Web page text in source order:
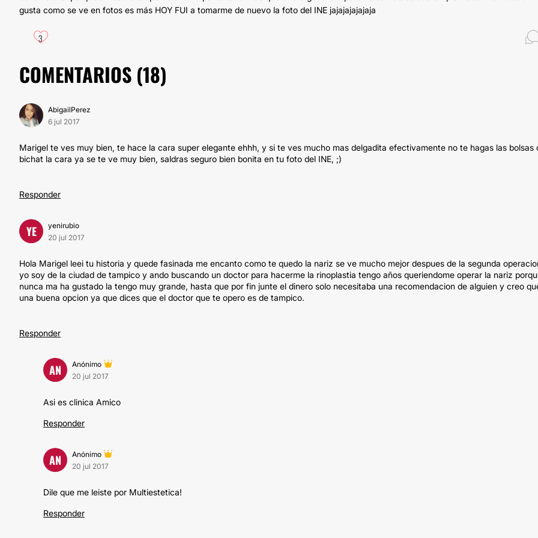
gusta como se ve en fotos es más HOY FUI a tomarme de nuevo la foto del INE jajajajajajaja
3
COMENTARIOS (18)
AbigailPerez
6 jul 2017
Marigel te ves muy bien, te hace la cara super elegante ehhh, y si te ves mucho mas delgadita efectivamente no te hagas las bolsas
bichat la cara ya se te ve muy bien, saldras seguro bien bonita en tu foto del INE, ;)
Responder
YE
yenirubio
20 jul 2017
Hola Marigel leei tu historia y quede fasinada me encanto como te quedo la nariz se ve mucho mejor despues de la segunda
yo soy de la ciudad de tampico y ando buscando un doctor para hacerme la rinoplastia tengo años queriendome operar la nariz
nunca ma ha gustado la tengo muy grande, hasta que por fin junte el dinero solo necesitaba una recomendacion de alguien y creo
una buena opcion ya que dices que el doctor que te opero es de tampico.
Responder
AN
Anónimo
20 jul 2017
Asi es clinica Amico
Responder
AN
Anónimo
20 jul 2017
Dile que me leiste por Multiestetica!
Responder